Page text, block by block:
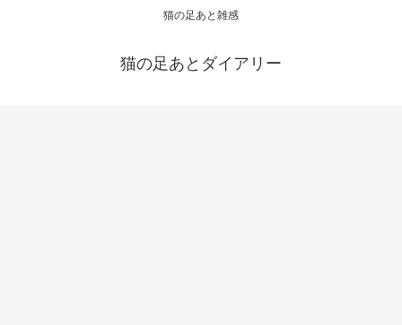
猫の足あと雑感
猫の足あとダイアリー